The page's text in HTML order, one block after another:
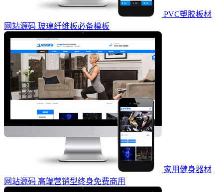
PVC塑胶板材
网站源码 玻璃纤维板必备模板
家用健身器材
网站源码 高端营销型终身免费商用